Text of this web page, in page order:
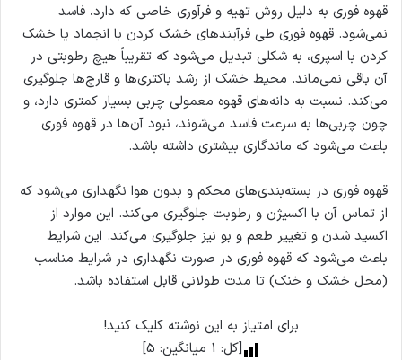
قهوه فوری به دلیل روش تهیه و فرآوری خاصی که دارد، فاسد
نمی‌شود. قهوه فوری طی فرآیندهای خشک کردن با انجماد یا خشک
کردن با اسپری، به شکلی تبدیل می‌شود که تقریباً هیچ رطوبتی در
آن باقی نمی‌ماند. محیط خشک از رشد باکتری‌ها و قارچ‌ها جلوگیری
می‌کند. نسبت به دانه‌های قهوه معمولی چربی بسیار کمتری دارد، و
چون چربی‌ها به سرعت فاسد می‌شوند، نبود آن‌ها در قهوه فوری
باعث می‌شود که ماندگاری بیشتری داشته باشد.
قهوه فوری در بسته‌بندی‌های محکم و بدون هوا نگهداری می‌شود که
از تماس آن با اکسیژن و رطوبت جلوگیری می‌کند. این موارد از
اکسید شدن و تغییر طعم و بو نیز جلوگیری می‌کند. این شرایط
باعث می‌شود که قهوه فوری در صورت نگهداری در شرایط مناسب
(محل خشک و خنک) تا مدت طولانی قابل استفاده باشد.
برای امتیاز به این نوشته کلیک کنید!
[کل: 1 میانگین: 5
]